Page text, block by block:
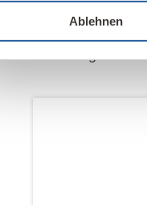
Ablehnen
44
60 m
2
unter dem